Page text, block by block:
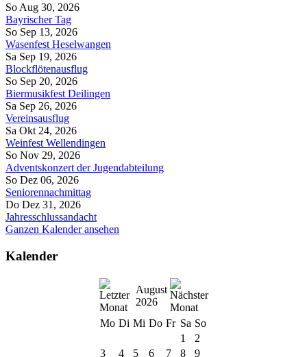
So Aug 30, 2026
Bayrischer Tag
So Sep 13, 2026
Wasenfest Heselwangen
Sa Sep 19, 2026
Blockflötenausflug
So Sep 20, 2026
Biermusikfest Deilingen
Sa Sep 26, 2026
Vereinsausflug
Sa Okt 24, 2026
Weinfest Wellendingen
So Nov 29, 2026
Adventskonzert der Jugendabteilung
So Dez 06, 2026
Seniorennachmittag
Do Dez 31, 2026
Jahresschlussandacht
Ganzen Kalender ansehen
Kalender
August
2026
Mo Di Mi Do Fr Sa So
1
2
3
4 5 6 7 8
9